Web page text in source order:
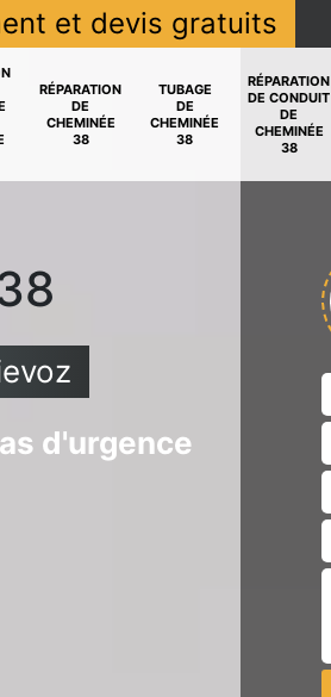
et devis gratuits
RÉPARATION
DE
CHEMINÉE
38
TUBAGE
DE
CHEMINÉE
38
RÉPARATION
DE CONDUIT
DE
CHEMINÉE
38
d'urgence